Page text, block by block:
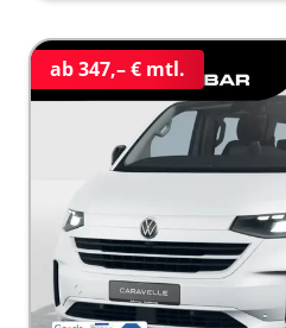
ab 347,– € mtl.